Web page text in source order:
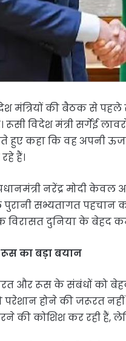
मंत्रियों की बैठक से पहले
विदेश मंत्री सर्गेई
कहा कि वह अपनी
हैं।
नरेंद्र मोदी
पुरानी सभ्यतागत पहचान
विरासत दुनिया के बेहद
का बड़ा बयान
और रूस के संबंधों को
परेशान होने की जरूरत
की कोशिश कर रही हैं,